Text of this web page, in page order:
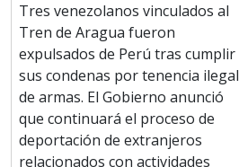
Tres venezolanos vinculados al
Tren de Aragua fueron
expulsados de Perú tras cumplir
sus condenas por tenencia ilegal
de armas. El Gobierno anunció
que continuará el proceso de
deportación de extranjeros
relacionados con actividades